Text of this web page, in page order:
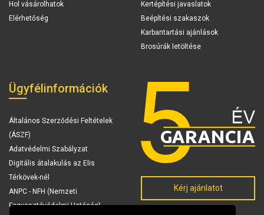
Hol vásárolhatok
Elérhetőség
Kertépítési javaslatok
Beépítési szakaszok
Karbantartási ajánlások
Brosúrák letöltése
Ügyfélinformációk
Általános Szerződési Feltételek
(ÁSZF)
Adatvédelmi Szabályzat
Digitális átalakulás az Elis
Térkövek-nél
ANPC - NFH (Nemzeti
Fogyasztóvédelmi Hatóság)
Kérj ajánlatot